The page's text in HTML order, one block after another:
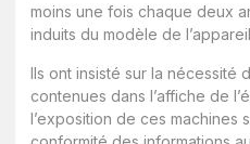
moins une fois chaque deux
induits du modèle de
Ils ont insisté sur la nécessité
contenues dans l’affiche de
l’exposition de ces machines